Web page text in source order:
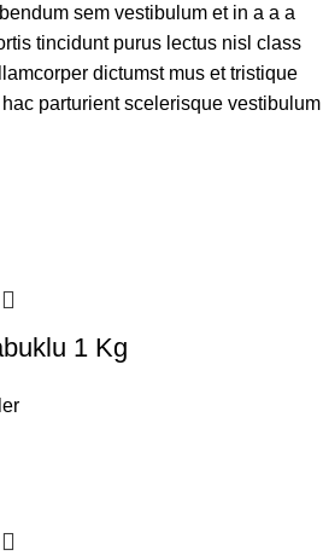
sem vestibulum et in a a a
tincidunt purus lectus nisl class
dictumst mus et tristique
parturient scelerisque vestibulum
1 Kg